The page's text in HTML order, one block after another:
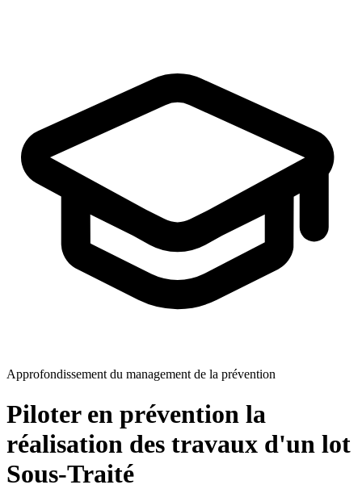
Approfondissement du management de la prévention
Piloter en prévention la
réalisation des travaux d'un lot
Sous-Traité